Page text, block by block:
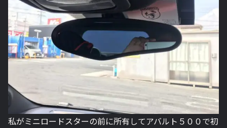
私がミニロードスターの前に所有してアバルト５００で初